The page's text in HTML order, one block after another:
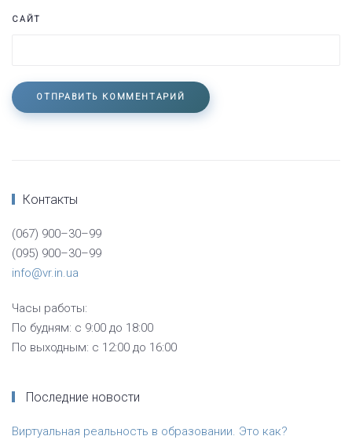
САЙТ
ОТПРАВИТЬ КОММЕНТАРИЙ
Контакты
(067) 900–30–99
(095) 900–30–99
info@vr.in.ua
Часы работы:
По будням: с 9:00 до 18:00
По выходным: с 12:00 до 16:00
Последние новости
Виртуальная реальность в образовании. Это как?